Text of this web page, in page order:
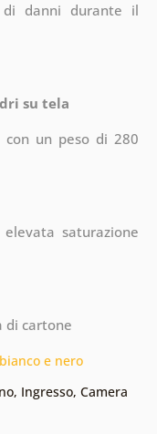
di danni durante il
su tela
un peso di 280
saturazione
di cartone
e nero
, Ingresso, Camera